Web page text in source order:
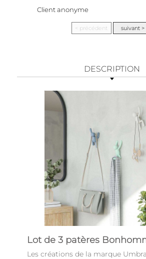
Client anonyme
DESCRIPTION
Lot de 3 patères
Les créations de la marque